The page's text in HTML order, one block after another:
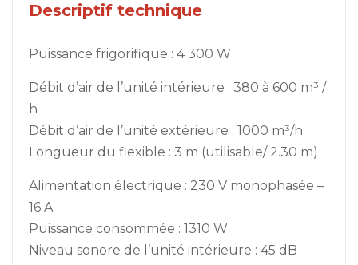
Descriptif technique
Puissance frigorifique : 4 300 W
Débit d’air de l’unité intérieure : 380 à 600 m³ /
h
Débit d’air de l’unité extérieure : 1000 m³/h
Longueur du flexible : 3 m (utilisable/ 2.30 m)
Alimentation électrique : 230 V monophasée –
16 A
Puissance consommée : 1310 W
Niveau sonore de l’unité intérieure : 45 dB